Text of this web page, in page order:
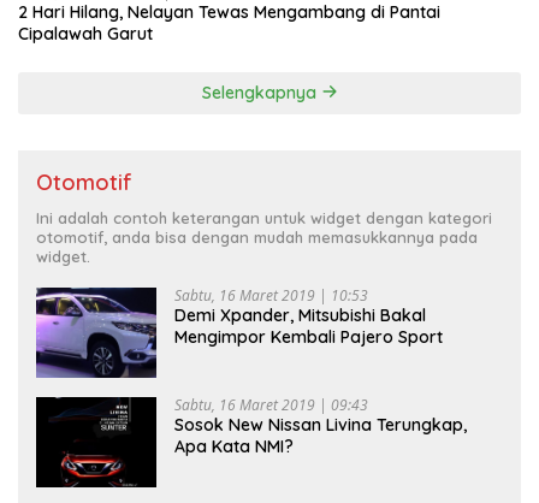
2 Hari Hilang, Nelayan Tewas Mengambang di Pantai
Cipalawah Garut
Selengkapnya
Otomotif
Ini adalah contoh keterangan untuk widget dengan kategori
otomotif, anda bisa dengan mudah memasukkannya pada
widget.
Sabtu, 16 Maret 2019 | 10:53
Demi Xpander, Mitsubishi Bakal
Mengimpor Kembali Pajero Sport
Sabtu, 16 Maret 2019 | 09:43
Sosok New Nissan Livina Terungkap,
Apa Kata NMI?